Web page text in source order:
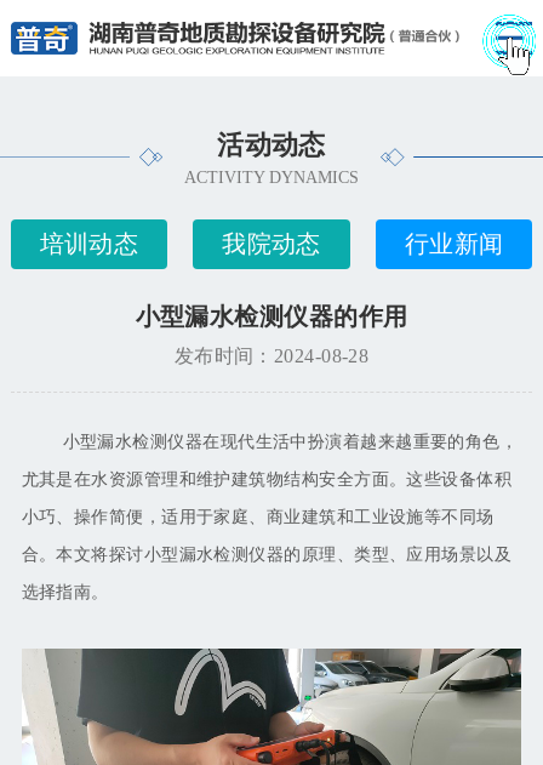
活动动态
ACTIVITY DYNAMICS
培训动态 我院动态 行业新闻
小型漏水检测仪器的作用
发布时间：2024-08-28
小型漏水检测仪器在现代生活中扮演着越来越重要的角色，
尤其是在水资源管理和维护建筑物结构安全方面。这些设备体积
小巧、操作简便，适用于家庭、商业建筑和工业设施等不同场
合。本文将探讨小型漏水检测仪器的原理、类型、应用场景以及
选择指南。